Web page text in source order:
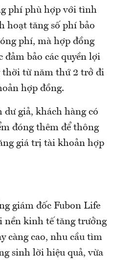
phí phù hợp với tình
tăng số phí bảo
phí, mà hợp đồng
đảm bảo các quyền lợi
thời từ năm thứ 2 trở đi
hợp đồng.
giả, khách hàng có
đóng thêm để thông
giá trị tài khoản hợp
giám đốc Fubon Life
nền kinh tế tăng trưởng
càng cao, nhu cầu tìm
sinh lời hiệu quả, vừa